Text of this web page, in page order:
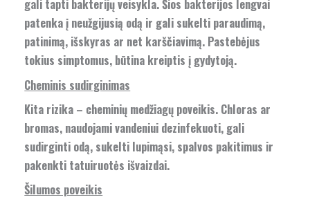
gali tapti bakterijų veisykla. Šios bakterijos lengvai
patenka į neužgijusią odą ir gali sukelti paraudimą,
patinimą, išskyras ar net karščiavimą. Pastebėjus
tokius simptomus, būtina kreiptis į gydytoją.
Cheminis sudirginimas
Kita rizika – cheminių medžiagų poveikis. Chloras ar
bromas, naudojami vandeniui dezinfekuoti, gali
sudirginti odą, sukelti lupimąsi, spalvos pakitimus ir
pakenkti tatuiruotės išvaizdai.
Šilumos poveikis